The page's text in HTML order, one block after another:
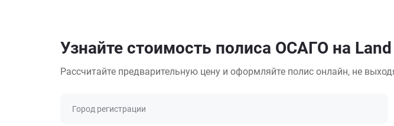
Узнайте стоимость полиса ОСАГО на
Рассчитайте предварительную цену и оформляйте полис онлайн, не
Город регистрации